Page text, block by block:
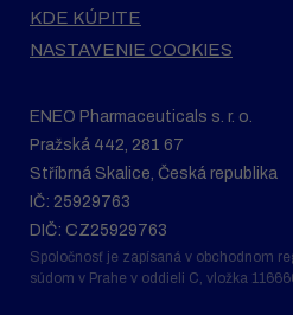
KDE KÚPITE
NASTAVENIE COOKIES
ENEO Pharmaceuticals s. r. o.
Pražská 442, 281 67
Stříbrná Skalice, Česká republika
IČ: 25929763
DIČ: CZ25929763
Spoločnosť je zapísaná v obchodnom
súdom v Prahe v oddieli C, vložka